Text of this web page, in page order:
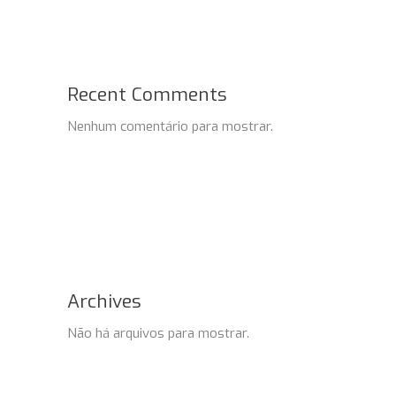
Recent Comments
Nenhum comentário para mostrar.
Archives
Não há arquivos para mostrar.